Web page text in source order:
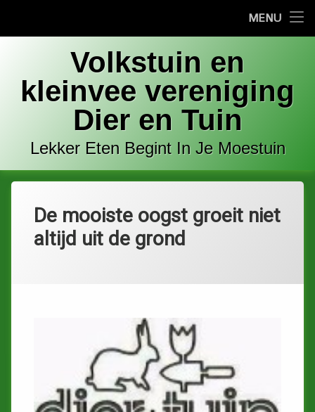
MENU
Bestuur
Contact
Commissies
Tuin / kavel te huur
inhoud
Volkstuin en
kleinvee vereniging
Dier en Tuin
Lekker Eten Begint In Je Moestuin
De mooiste oogst groeit niet
altijd uit de grond